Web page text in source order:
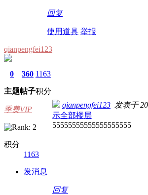
回复
使用道具 举报
qianpengfei123
0
主题
360
帖子
1163
积分
季费VIP
积分
1163
发消息
qianpengfei123 发表于
示全部楼层
55555555555555555555
回复